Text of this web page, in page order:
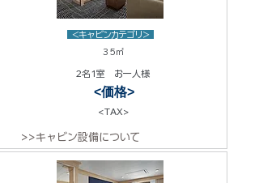
<キャビンカテゴリ>
35㎡
2名1室 お一人様
<価格>
<TAX>
>>キャビン設備について